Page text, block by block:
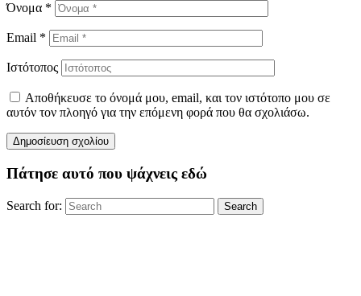
Όνομα *
Email *
Ιστότοπος
Αποθήκευσε το όνομά μου, email, και τον ιστότοπο μου σε
αυτόν τον πλοηγό για την επόμενη φορά που θα σχολιάσω.
Πάτησε αυτό που ψάχνεις εδώ
Search for: Search